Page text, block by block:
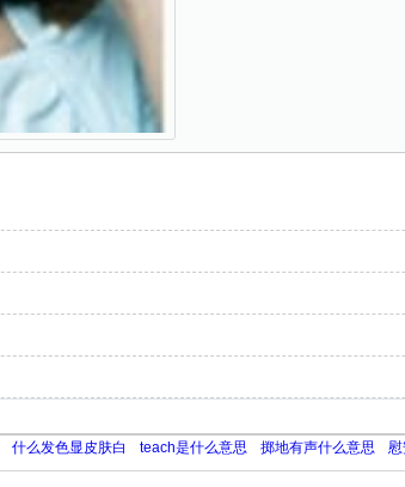
什么发色显皮肤白 teach是什么意思 掷地有声什么意思